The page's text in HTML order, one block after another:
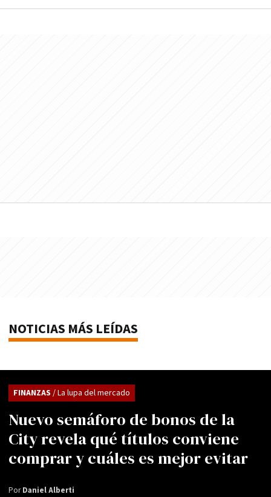
NOTICIAS MÁS LEÍDAS
Nuevo semáforo de bonos de la
City revela qué títulos conviene
comprar y cuáles es mejor evitar
FINANZAS / La lupa del mercado
PorDaniel Alberti